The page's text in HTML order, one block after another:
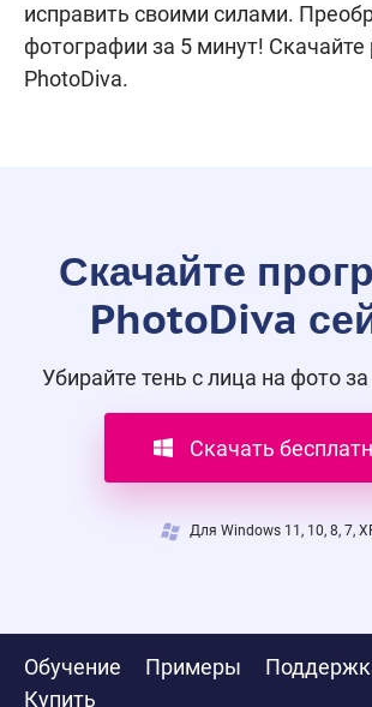
исправить своими силами.
фотографии за 5 минут! Скачайте
PhotoDiva.
Скачайте
PhotoDiva
Убирайте тень с лица на фото
Скачать
Для Windows 11, 10, 8, 7,
Обучение Примеры
Купить